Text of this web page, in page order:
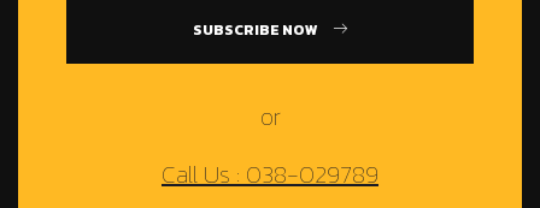
SUBSCRIBE NOW
or
Call Us : 038-029789